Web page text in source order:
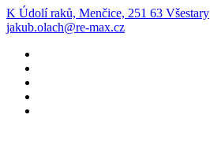
K Údolí raků, Menčice, 251 63 Všestary
jakub.olach@re-max.cz